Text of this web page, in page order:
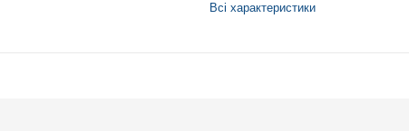
Всі характеристики